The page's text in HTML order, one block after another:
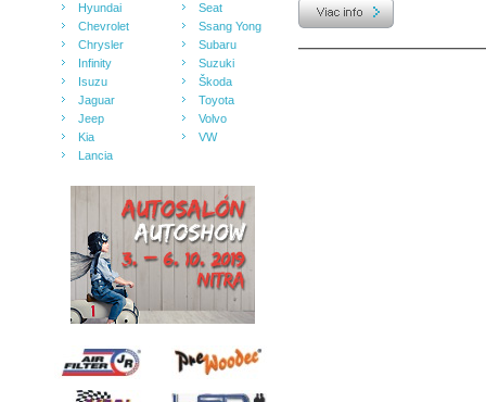
Hyundai
Chevrolet
Chrysler
Infinity
Isuzu
Jaguar
Jeep
Kia
Lancia
Seat
Ssang Yong
Subaru
Suzuki
Škoda
Toyota
Volvo
VW